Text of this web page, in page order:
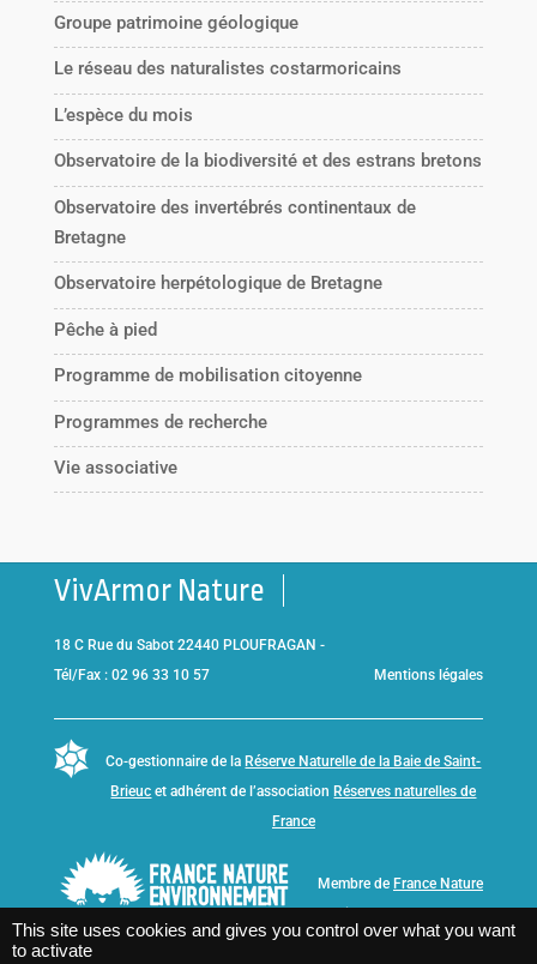
Groupe patrimoine géologique
Le réseau des naturalistes costarmoricains
L’espèce du mois
Observatoire de la biodiversité et des estrans bretons
Observatoire des invertébrés continentaux de
Bretagne
Observatoire herpétologique de Bretagne
Pêche à pied
Programme de mobilisation citoyenne
Programmes de recherche
Vie associative
VivArmor Nature
18 C Rue du Sabot 22440 PLOUFRAGAN -
Tél/Fax : 02 96 33 10 57
Mentions légales
Co-gestionnaire de la Réserve Naturelle de la Baie de Saint-
Brieuc et adhérent de l’association Réserves naturelles de
France
Membre de France Nature
This site uses cookies and gives you control over what you want
to activate